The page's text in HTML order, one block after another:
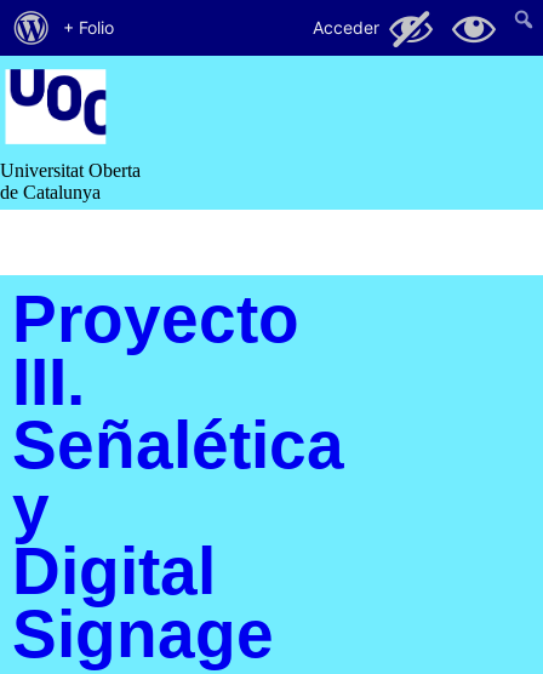
Saltar
contenido
Universitat Oberta
de Catalunya
Proyecto
III.
Señalética
y
Digital
Signage
Acerca
de
WordPress
+ Folio Acceder 65 16